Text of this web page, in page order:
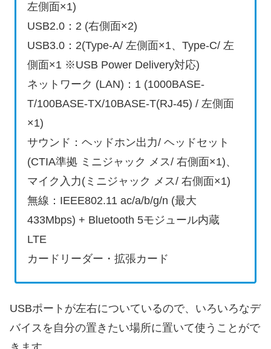
左側面×1)
USB2.0：2 (右側面×2)
USB3.0：2(Type-A/ 左側面×1、Type-C/ 左
側面×1 ※USB Power Delivery対応)
ネットワーク (LAN)：1 (1000BASE-
T/100BASE-TX/10BASE-T(RJ-45) / 左側面
×1)
サウンド：ヘッドホン出力/ ヘッドセット
(CTIA準拠 ミニジャック メス/ 右側面×1)、
マイク入力(ミニジャック メス/ 右側面×1)
無線：IEEE802.11 ac/a/b/g/n (最大
433Mbps) + Bluetooth 5モジュール内蔵
LTE
カードリーダー・拡張カード
USBポートが左右についているので、いろいろなデ
バイスを自分の置きたい場所に置いて使うことがで